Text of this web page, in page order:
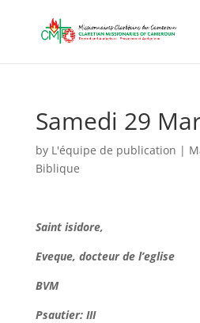
Samedi 29
by L'équipe de publication |
Biblique
Saint isidore,
Eveque, docteur de l’eglise
BVM
Psautier: III